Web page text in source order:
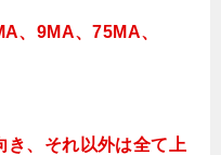
、9MA、75MA、
き、それ以外は全て上